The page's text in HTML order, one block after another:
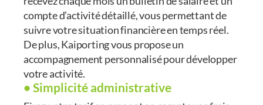
compte d’activité détaillé, vous permettant de
suivre votre situation financière en temps réel.
De plus, Kaiporting vous propose un
accompagnement personnalisé pour développer
votre activité.
• Simplicité administrative